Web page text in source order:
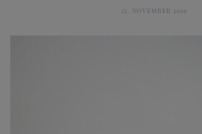
25. NOVEMBER 2019